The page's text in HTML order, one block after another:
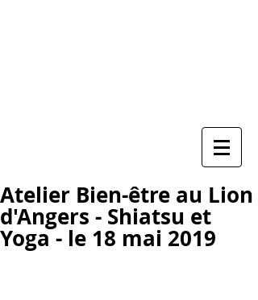
Atelier Bien-être au Lion
d'Angers - Shiatsu et
Yoga - le 18 mai 2019